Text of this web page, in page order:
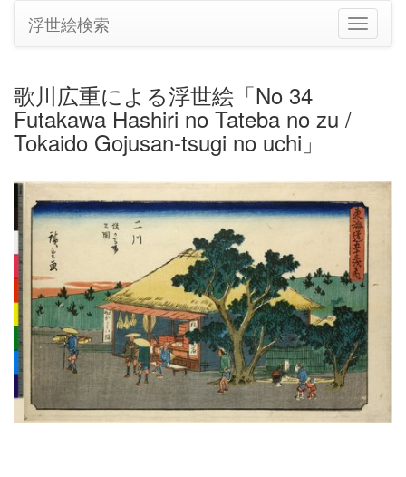
ナ
ビ
替
え
浮世絵検索
歌川広重による浮世絵「No 34
Futakawa Hashiri no Tateba no zu /
Tokaido Gojusan-tsugi no uchi」